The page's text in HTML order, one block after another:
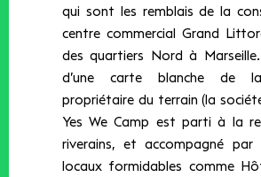
qui sont les remblais de la
centre commercial Grand
des quartiers Nord à
d’une carte blanche de
propriétaire du terrain (la
Yes We Camp est parti à la
riverains, et accompagné par
locaux formidables comme